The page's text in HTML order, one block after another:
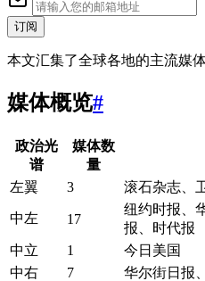
订阅
本文汇集了全球各地的主流媒
媒体概览#
政治光
谱
媒体数
量
左翼 3 滚石杂志、
中左 17
纽约时报、
报、时代报
中立
1
今日美国
中右
7 华尔街日报